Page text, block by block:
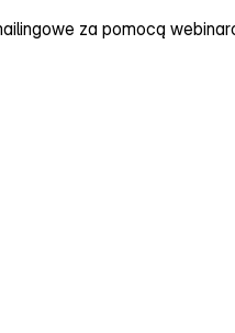
za pomocą